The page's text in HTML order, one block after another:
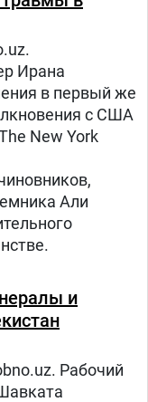
Ирана
в первый же
с США
New York
Али
и
Рабочий